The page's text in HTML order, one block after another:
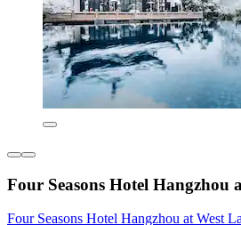
Four Seasons Hotel Hangzhou
Four Seasons Hotel Hangzhou at West